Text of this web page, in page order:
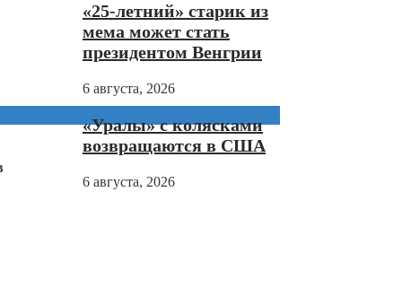
«25-летний» старик из
мема может стать
президентом Венгрии
6 августа, 2026
«Уралы» с колясками
возвращаются в США
6 августа, 2026